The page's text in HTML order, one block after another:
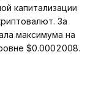
капитализации
За
максимума на
$0.0002008.